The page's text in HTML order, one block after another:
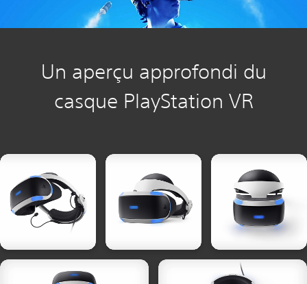
Un aperçu approfondi du
casque PlayStation VR